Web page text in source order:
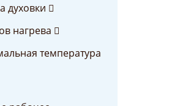
духовки
нагрева
температура